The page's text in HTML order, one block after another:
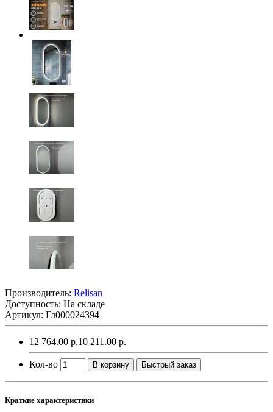
Производитель: Relisan
Доступность: На складе
Артикул: Гл000024394
12 764.00 р.10 211.00 р.
Кол-во В корзину Быстрый заказ
Краткие характеристики